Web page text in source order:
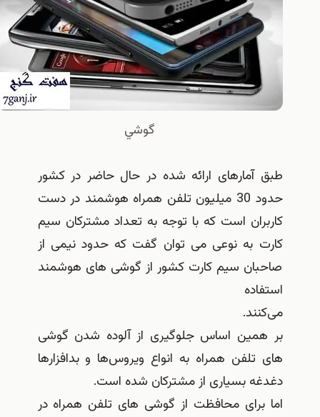
گوشي
طبق آمارهای ارائه شده در حال حاضر در کشور
حدود 30 میلیون تلفن همراه هوشمند در دست
کاربران است که با توجه به تعداد مشترکان سیم
کارت به نوعی می توان گفت که حدود نیمی از
صاحبان سیم کارت کشور از گوشی های هوشمند
استفاده
می‌کنند.
بر همین اساس جلوگیری از آلوده شدن گوشی
های تلفن همراه به انواع ویروس‌ها و بدافزارها
دغدغه بسیاری از مشترکان شده است.
اما برای محافظت از گوشی های تلفن همراه در